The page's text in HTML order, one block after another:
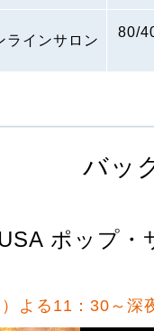
ラインサロン
80/
バッ
ポップ
よる11：30～深